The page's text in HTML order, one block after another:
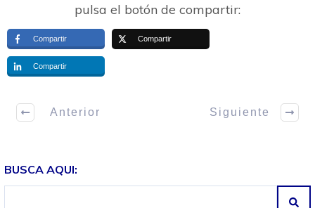
pulsa el botón de compartir:
Compartir Compartir
Compartir
Anterior Siguiente
BUSCA AQUI: